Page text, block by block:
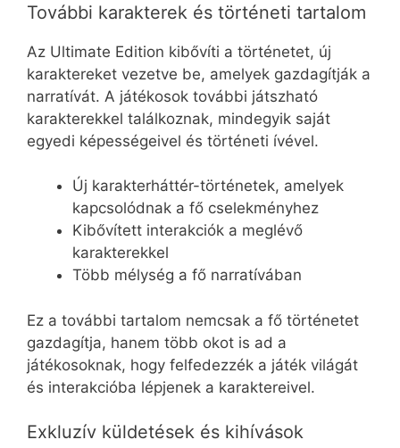
További karakterek és történeti tartalom
Az Ultimate Edition kibővíti a történetet, új
karaktereket vezetve be, amelyek gazdagítják a
narratívát. A játékosok további játszható
karakterekkel találkoznak, mindegyik saját
egyedi képességeivel és történeti ívével.
Új karakterháttér-történetek, amelyek
kapcsolódnak a fő cselekményhez
Kibővített interakciók a meglévő
karakterekkel
Több mélység a fő narratívában
Ez a további tartalom nemcsak a fő történetet
gazdagítja, hanem több okot is ad a
játékosoknak, hogy felfedezzék a játék világát
és interakcióba lépjenek a karaktereivel.
Exkluzív küldetések és kihívások